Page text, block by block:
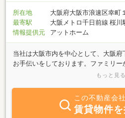
所在地
大阪府大阪市浪速区幸町
最寄駅
大阪メトロ千日前線 桜川
情報提供元
アットホーム
当社は大阪市内を中心として、大阪
お手伝いをしております。ファミリー
ニスタッフが全力でお部屋探しのア
（敷金・礼金０円）など多彩なプラ
活の第一歩を当社ミニミニスタッフ
します。大阪府下全域でのお部屋探
もっと見る
この不動産会
賃貸物件